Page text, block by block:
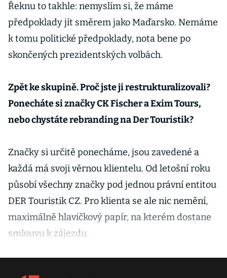
Řeknu to takhle: nemyslím si, že máme
předpoklady jít směrem jako Maďarsko. Nemáme
k tomu politické předpoklady, nota bene po
skončených prezidentských volbách.
Zpět ke skupině. Proč jste ji restrukturalizovali?
Ponecháte si značky CK Fischer a Exim Tours,
nebo chystáte rebranding na Der Touristik?
Značky si určitě ponecháme, jsou zavedené a
každá má svoji věrnou klientelu. Od letošní roku
působí všechny značky pod jednou právní entitou
DER Touristik CZ. Pro klienta se ale nic nemění,
maximálně hlavičkový papír, na kterém dostane
smlouvu k zájezdu.